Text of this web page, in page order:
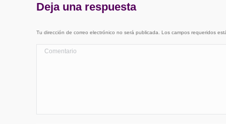
Deja una respuesta
Tu dirección de correo electrónico no será publicada. Los campos requeridos
Comentario